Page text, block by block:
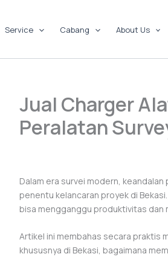
Service Cabang About Us
Jual Charger
Peralatan
Dalam era survei modern,
penentu kelancaran proyek di
bisa mengganggu produktivitas dan
Artikel ini membahas secara praktis
khususnya di Bekasi, bagaimana